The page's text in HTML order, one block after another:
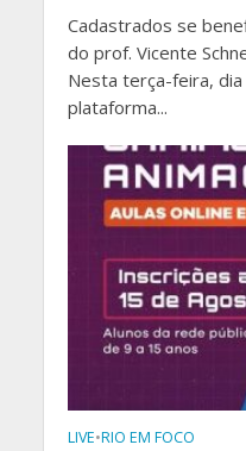
Cadastrados se
do prof. Vicente
Nesta terça-feira,
plataforma...
LIVE•RIO EM FOCO